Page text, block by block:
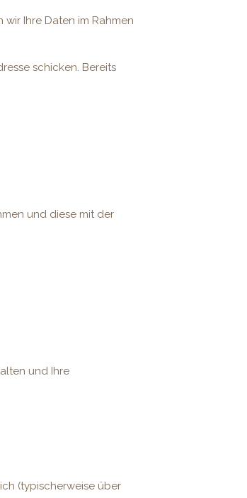
Ihre Daten im Rahmen
schicken. Bereits
und diese mit der
und Ihre
(typischerweise über